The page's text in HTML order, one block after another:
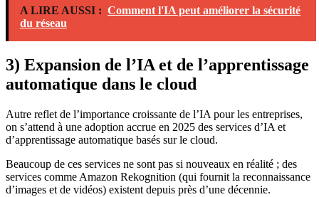
A LIRE AUSSI : Comment l'IA peut améliorer la sécurité
du réseau
3) Expansion de l’IA et de l’apprentissage
automatique dans le cloud
Autre reflet de l’importance croissante de l’IA pour les entreprises,
on s’attend à une adoption accrue en 2025 des services d’IA et
d’apprentissage automatique basés sur le cloud.
Beaucoup de ces services ne sont pas si nouveaux en réalité ; des
services comme Amazon Rekognition (qui fournit la reconnaissance
d’images et de vidéos) existent depuis près d’une décennie.